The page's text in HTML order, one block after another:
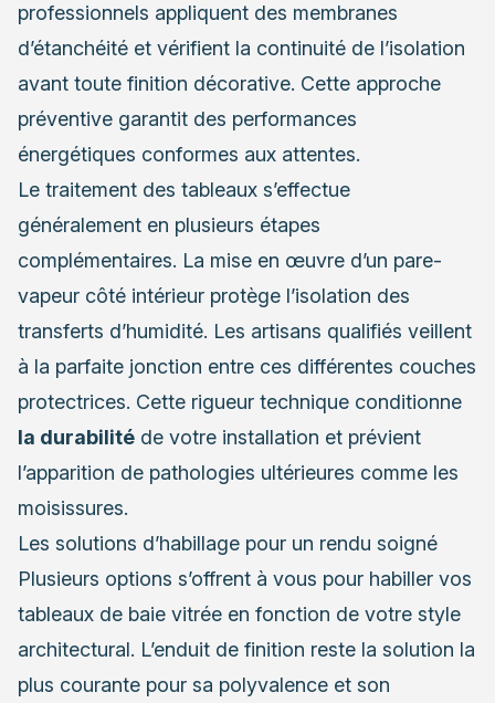
professionnels appliquent des membranes
d’étanchéité et vérifient la continuité de l’isolation
avant toute finition décorative. Cette approche
préventive garantit des performances
énergétiques conformes aux attentes.
Le traitement des tableaux s’effectue
généralement en plusieurs étapes
complémentaires. La mise en œuvre d’un pare-
vapeur côté intérieur protège l’isolation des
transferts d’humidité. Les artisans qualifiés veillent
à la parfaite jonction entre ces différentes couches
protectrices. Cette rigueur technique conditionne
la durabilité de votre installation et prévient
l’apparition de pathologies ultérieures comme les
moisissures.
Les solutions d’habillage pour un rendu soigné
Plusieurs options s’offrent à vous pour habiller vos
tableaux de baie vitrée en fonction de votre style
architectural. L’enduit de finition reste la solution la
plus courante pour sa polyvalence et son